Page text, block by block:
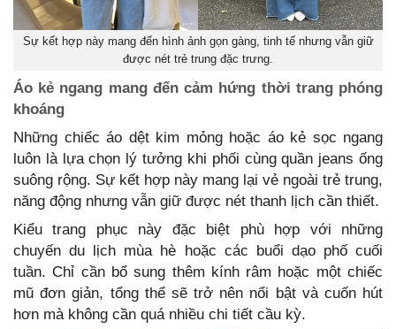
Sự kết hợp này mang đến hình ảnh gọn gàng, tinh tế nhưng vẫn giữ
được nét trẻ trung đặc trưng.
Áo kẻ ngang mang đến cảm hứng thời trang phóng
khoáng
Những chiếc áo dệt kim mỏng hoặc áo kẻ sọc ngang
luôn là lựa chọn lý tưởng khi phối cùng quần jeans ống
suông rộng. Sự kết hợp này mang lại vẻ ngoài trẻ trung,
năng động nhưng vẫn giữ được nét thanh lịch cần thiết.
Kiểu trang phục này đặc biệt phù hợp với những
chuyến du lịch mùa hè hoặc các buổi dạo phố cuối
tuần. Chỉ cần bổ sung thêm kính râm hoặc một chiếc
mũ đơn giản, tổng thể sẽ trở nên nổi bật và cuốn hút
hơn mà không cần quá nhiều chi tiết cầu kỳ.